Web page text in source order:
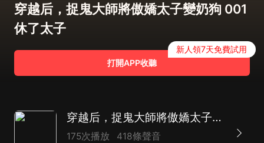
穿越后，捉鬼大師將傲嬌太子變奶狗 001
休了太子
打開APP收聽
新人領7天免費試用
穿越后，捉鬼大師將傲嬌太子變奶狗｜女強爆笑｜風水玄幻｜一笑傾城｜HE
175次播放 418條聲音